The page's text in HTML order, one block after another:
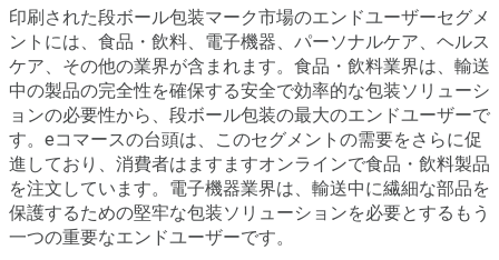
印刷された段ボール包装マーク市場のエンドユーザーセグメ
ントには、食品・飲料、電子機器、パーソナルケア、ヘルス
ケア、その他の業界が含まれます。食品・飲料業界は、輸送
中の製品の完全性を確保する安全で効率的な包装ソリューシ
ョンの必要性から、段ボール包装の最大のエンドユーザーで
す。eコマースの台頭は、このセグメントの需要をさらに促
進しており、消費者はますますオンラインで食品・飲料製品
を注文しています。電子機器業界は、輸送中に繊細な部品を
保護するための堅牢な包装ソリューションを必要とするもう
一つの重要なエンドユーザーです。